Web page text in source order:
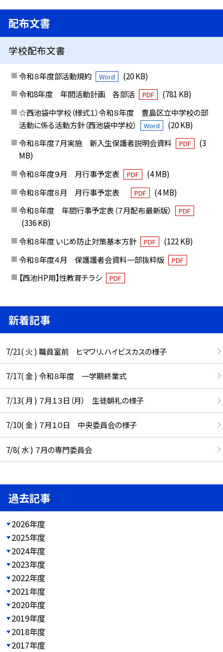
配布文書
学校配布文書
令和８年度部活動規約 Word
(20 KB)
令和8年度 年間活動計画 各部活
PDF
(781 KB)
☆西池袋中学校（様式１）令和８年度 豊島区立中学校の部
活動に係る活動方針（西池袋中学校）
Word
(20 KB)
令和８年度７月実施 新入生保護者説明会資料
PDF
(3
MB)
令和８年度９月 月行事予定表
PDF
(4 MB)
令和８年度８月 月行事予定表
PDF
(4 MB)
令和８年度 年間行事予定表（７月配布最新版）
PDF
(336 KB)
令和８年度 いじめ防止対策基本方針
PDF
(122 KB)
令和８年度４月 保護護者会資料一部抜粋版
PDF
【西池HP用】性教育チラシ PDF
新着記事
7/21( 火 ) 職員室前 ヒマワリ、ハイビスカスの様子
7/17( 金 ) 令和８年度 一学期終業式
7/13( 月 ) ７月１３日（月） 生徒朝礼の様子
7/10( 金 ) ７月１０日 中央委員会の様子
7/8( 水 ) ７月の専門委員会
過去記事
2026年度
2025年度
2024年度
2023年度
2022年度
2021年度
2020年度
2019年度
2018年度
2017年度